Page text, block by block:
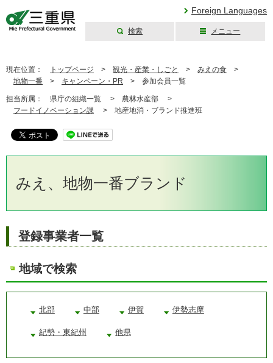
Foreign Languages
検索 メニュー
現在位置： トップページ > 観光・産業・しごと > みえの食 >
地物一番 > キャンペーン・PR > 参加会員一覧
担当所属： 県庁の組織一覧 > 農林水産部 >
フードイノベーション課 > 地産地消・ブランド推進班
みえ、地物一番ブランド
登録事業者一覧
地域で検索
北部 中部 伊賀 伊勢志摩
紀勢・東紀州 他県